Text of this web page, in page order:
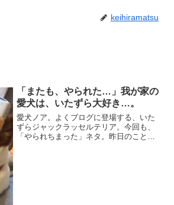
keihiramatsu
「またも、やられた…」我が家の
愛犬は、いたずら大好き…。
愛犬ノア。よくブログに登場する、いた
ずらジャックラッセルテリア。今回も、
「やられちまった」ネタ。昨日のこと。